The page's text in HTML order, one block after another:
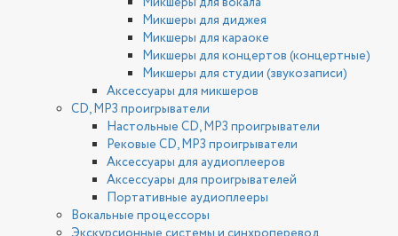
Микшеры для диджея
Микшеры для караоке
Микшеры для концертов (концертные)
Микшеры для студии (звукозаписи)
Аксессуары для микшеров
CD, MP3 проигрыватели
Настольные CD, MP3 проигрыватели
Рековые CD, MP3 проигрыватели
Аксессуары для аудиоплееров
Аксессуары для проигрывателей
Портативные аудиоплееры
Вокальные процессоры